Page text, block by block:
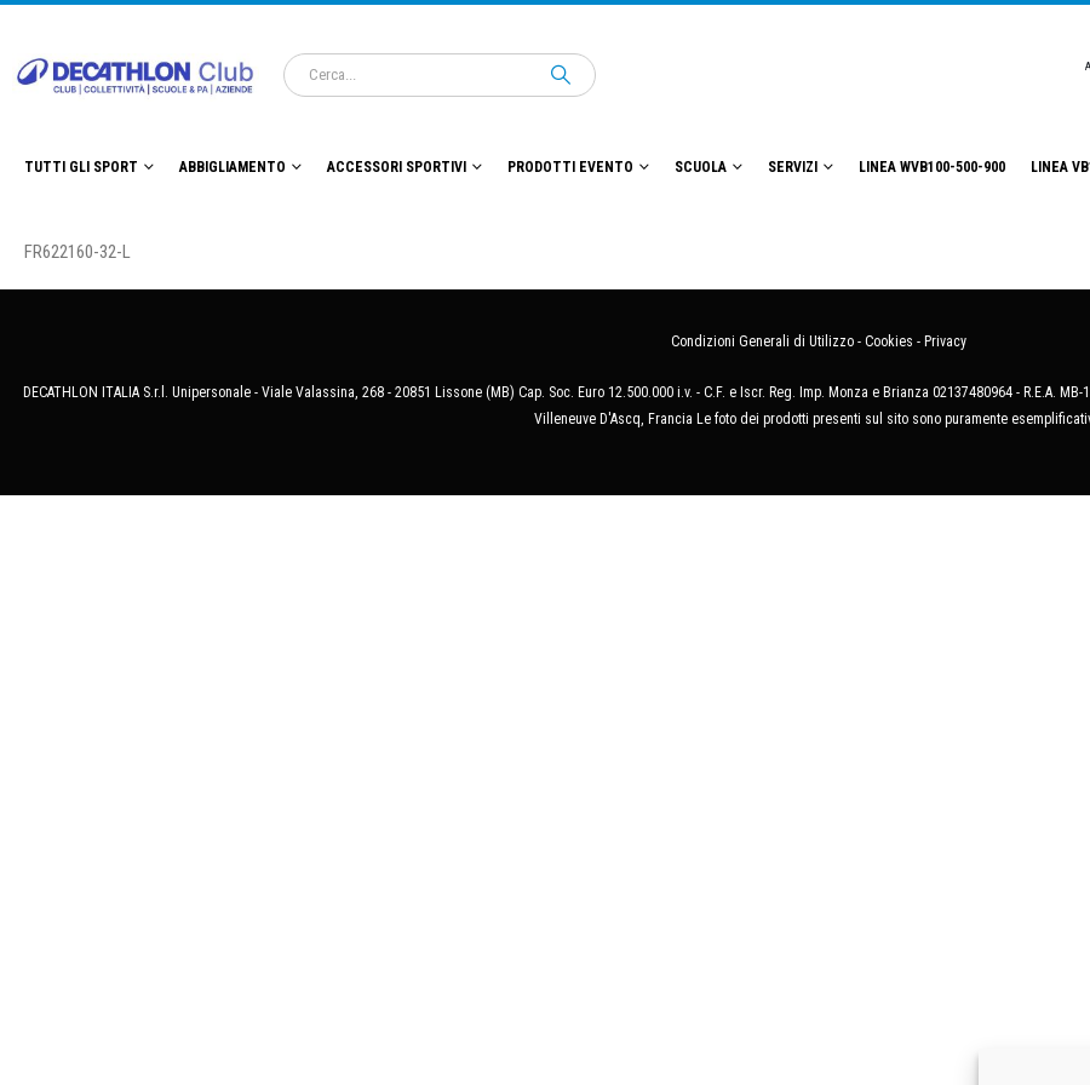
TUTTI GLI SPORT ABBIGLIAMENTO ACCESSORI SPORTIVI PRODOTTI EVENTO SCUOLA SERVIZI LINEA WVB100-500-900 LINEA
FR622160-32-L
Condizioni Generali di Utilizzo - Cookies - Privacy
DECATHLON ITALIA S.r.l. Unipersonale - Viale Valassina, 268 - 20851 Lissone (MB) Cap. Soc. Euro 12.500.000 i.v. - C.F. e Iscr. Reg. Imp. Monza e Brianza 02137480964 - R.E.A.
Villeneuve D'Ascq, Francia Le foto dei prodotti presenti sul sito sono puramente